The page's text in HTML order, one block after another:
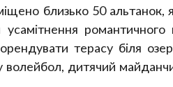
близько 50 альтанок,
терасу біля
волейбол, дитячий